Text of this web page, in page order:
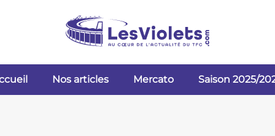
Nos articles Mercato Saison 2025/